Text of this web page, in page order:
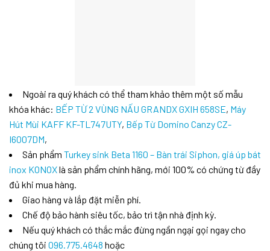
Ngoài ra quý khách có thể tham khảo thêm một số mẫu
khóa khác: BẾP TỪ 2 VÙNG NẤU GRANDX GXIH 658SE, Máy
Hút Mùi KAFF KF-TL747UTY, Bếp Từ Domino Canzy CZ-
I6007DM,
Sản phẩm Turkey sink Beta 1160 – Bàn trái Siphon, giá úp bát
inox KONOXlà sản phẩm chính hãng, mới 100% có chứng từ đầy
đủ khi mua hàng.
Giao hàng và lắp đặt miễn phí.
Chế độ bảo hành siêu tốc, bảo trì tận nhà định kỳ.
Nếu quý khách có thắc mắc đừng ngần ngại gọi ngay cho
chúng tôi 096.775.4648 hoặc